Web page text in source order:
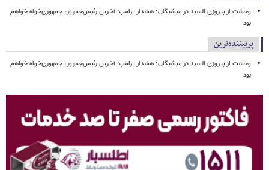
وحشت از پیروزی السید در میشیگان؛ هشدار ترامپ: آخرین رئیس‌جمهور، جمهوری‌خواه خواهم
بود
پربیننده‌ترین
وحشت از پیروزی السید در میشیگان؛ هشدار ترامپ: آخرین رئیس‌جمهور، جمهوری‌خواه خواهم
بود